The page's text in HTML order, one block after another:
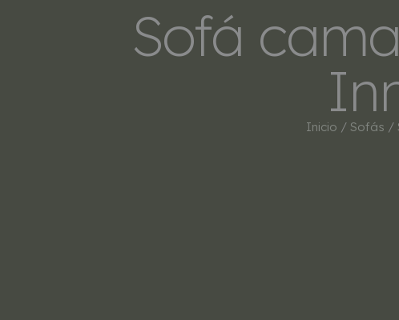
Sofá
Inicio / Sofás /